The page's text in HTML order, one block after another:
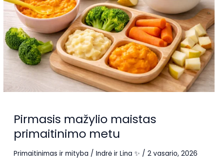
Pirmasis mažylio maistas
primaitinimo metu
Primaitinimas ir mityba / Indrė ir Lina ✨ / 2 vasario, 2026